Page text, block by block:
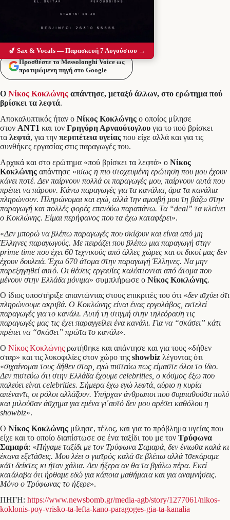
Προσθέστε το Messolonghi Voice ως
προτιμώμενη πηγή στο Google
Ο Νίκος Κοκλώνης απάντησε, μεταξύ άλλων, στο ερώτημα πού
βρίσκει τα λεφτά.
Αποκαλυπτικός ήταν ο Νίκος Κοκλώνης ο οποίος μίλησε
στον ΑΝΤ1 και τον Γρηγόρη Αρναούτογλου για το πού βρίσκει
τα λεφτά, για την περιπέτεια υγείας που είχε αλλά και για τις
συνθήκες εργασίας στις παραγωγές του.
Αρχικά και στο ερώτημα «πού βρίσκει τα λεφτά» ο Νίκος
Κοκλώνης απάντησε «ισως η πιο στοχευμένη ερώτηση που μου έχουν
κάνει ποτέ. Δεν παίρνουν πολλά οι παραγωγές μου, παίρνουν αυτά που
πρέπει να πάρουν. Κάνω παραγωγές για τα κανάλια, άρα τα κανάλια
πληρώνουν. Πληρώνομαι και εγώ, αλλά την αμοιβή μου τη βάζω στην
παραγωγή και πολλές φορές επενδύω παραπάνω. Τα “deal” τα κλείνει
ο Κοκλώνης. Είμαι περήφανος που τα έχω καταφέρει».
«Δεν μπορώ να βλέπω παραγωγές που σκίζουν και είναι από μη
Έλληνες παραγωγούς. Με πειράζει που βλέπω μια παραγωγή στην
prime time που έχει 60 τεχνικούς από άλλες χώρες και οι δικοί μας δεν
έχουν δουλειά. Έχω 670 άτομα στην παραγωγή Έλληνες. Να μην
παρεξηγηθεί αυτό. Οι θέσεις εργασίες καλύπτονται από άτομα που
μένουν στην Ελλάδα μόνιμα» συμπλήρωσε ο Νίκος Κοκλώνης.
Ο ίδιος υποστήριξε απαντώντας στους επικριτές του ότι «δεν ισχύει ότι
πληρώνουμε ακριβά. Ο Κοκλώνης είναι ένας εργολάβος, εκτελεί
παραγωγές για το κανάλι. Αυτή τη στιγμή στην τηλεόραση τις
παραγωγές μας τις έχει παραγγείλει ένα κανάλι. Για να “σκάσει” κάτι
πρέπει να “σκάσει” πρώτα το κανάλι».
Ο Νίκος Κοκλώνης ρωτήθηκε και απάντησε και για τους «δήθεν
σταρ» και τις λυκοφιλίες στον χώρο της showbiz λέγοντας ότι
«σιχαίνομαι τους δήθεν σταρ, εγώ πιστεύω πως είμαστε όλοι το ίδιο.
Δεν πιστεύω ότι στην Ελλάδα έχουμε celebrities, ο κόσμος έξω που
παλεύει είναι celebrities. Σήμερα έχω εγώ λεφτά, αύριο η κυρία
απέναντι, οι ρόλοι αλλάζουν. Υπήρχαν άνθρωποι που συμπαθούσα πολύ
και μιλούσαν άσχημα για εμένα γι΄αυτό δεν μου αρέσει καθόλου η
showbiz».
Ο Νίκος Κοκλώνης μίλησε, τέλος, και για το πρόβλημα υγείας που
είχε και το οποίο διαπίστωσε σε ένα ταξίδι του με τον Τρύφωνα
Σαμαρά: «Πήγαμε ταξίδι με τον Τρύφωνα Σαμαρά, δεν ένιωθα καλά κι
έκανα εξετάσεις. Μου λέει ο γιατρός καλά σε βλέπω αλλά τσεκάραμε
κάτι δείκτες κι ήταν χάλια. Δεν ήξερα αν θα τα βγάλω πέρα. Εκεί
κατάλαβα ότι ήρθαμε εδώ για κάποια μαθήματα και για αναμνήσεις.
Μόνο ο Τρύφωνας το ήξερε».
ΠΗΓΗ: https://www.newsbomb.gr/media-agb/story/1277061/nikos-
koklonis-poy-vrisko-ta-lefta-kano-paragoges-gia-ta-kanalia
🎷 Sax & Vocals — Παρασκευή 7 Αυγούστου →